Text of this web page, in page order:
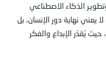
الذكاء الاصطناعي
يعني نهاية دور الإنسان، بل
يُقدّر الإبداع والفكر